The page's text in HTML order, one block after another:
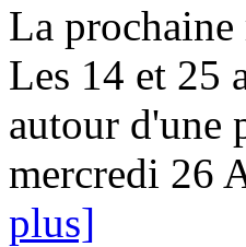
La
Les 14 et 25
autour d'une
mercredi 26
plus]